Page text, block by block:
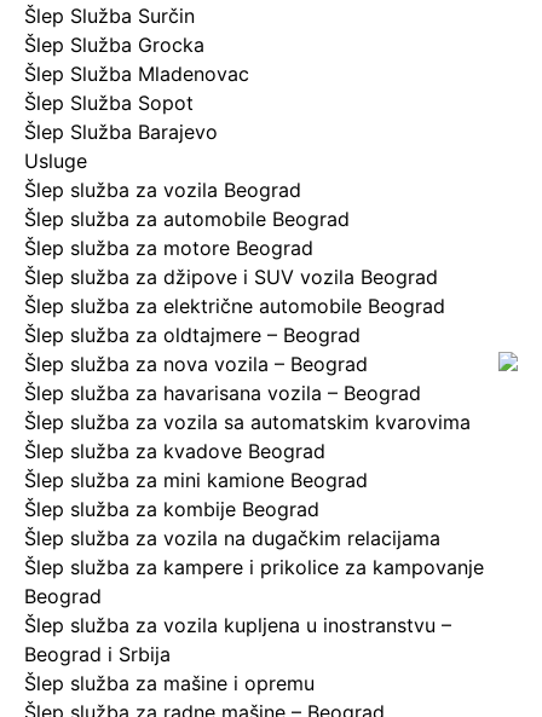
Šlep Služba Surčin
Šlep Služba Grocka
Šlep Služba Mladenovac
Šlep Služba Sopot
Šlep Služba Barajevo
Usluge
Šlep služba za vozila Beograd
Šlep služba za automobile Beograd
Šlep služba za motore Beograd
Šlep služba za džipove i SUV vozila Beograd
Šlep služba za električne automobile Beograd
Šlep služba za oldtajmere – Beograd
Šlep služba za nova vozila – Beograd
Šlep služba za havarisana vozila – Beograd
Šlep služba za vozila sa automatskim kvarovima
Šlep služba za kvadove Beograd
Šlep služba za mini kamione Beograd
Šlep služba za kombije Beograd
Šlep služba za vozila na dugačkim relacijama
Šlep služba za kampere i prikolice za kampovanje
Beograd
Šlep služba za vozila kupljena u inostranstvu –
Beograd i Srbija
Šlep služba za mašine i opremu
Šlep služba za radne mašine – Beograd